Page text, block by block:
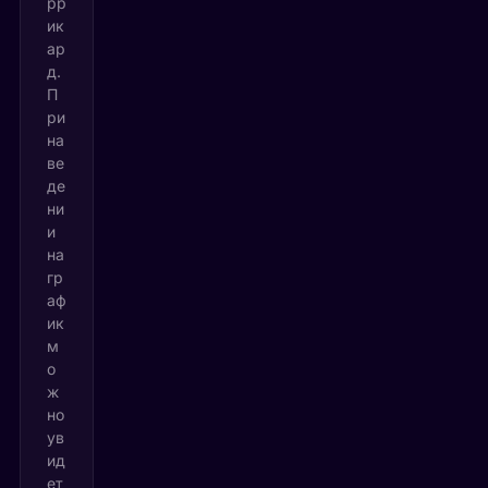
ик
ар
д.
П
ри
на
ве
де
ни
и
на
гр
аф
ик
м
о
ж
но
ув
ид
ет